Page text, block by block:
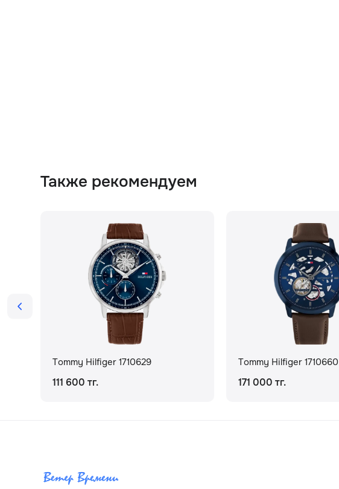
Также рекомендуем
Tommy Hilfiger 1710629
111 600 тг.
Tommy Hilfiger 1710660
171 000 тг.